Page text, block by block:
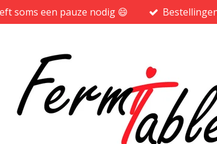
soms een pauze nodig 😄